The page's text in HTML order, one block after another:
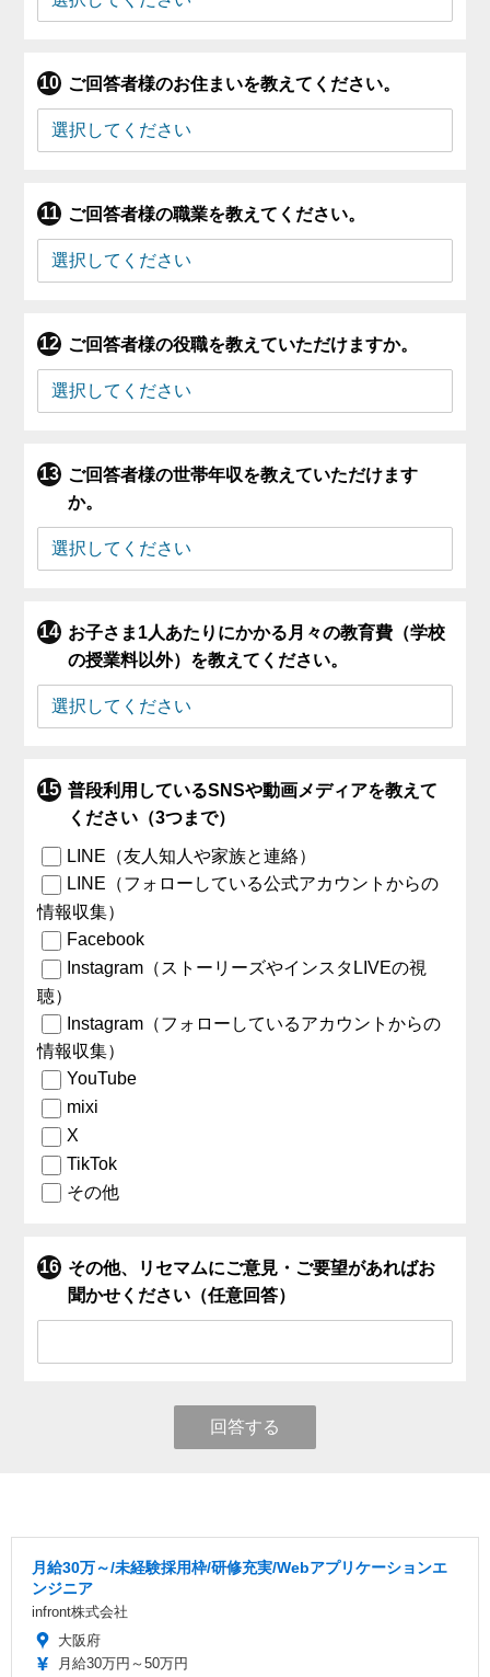
ご回答者様のお住まいを教えてください。
ご回答者様の職業を教えてください。
ご回答者様の役職を教えていただけますか。
ご回答者様の世帯年収を教えていただけます
か。
お子さま1人あたりにかかる月々の教育費（学校
の授業料以外）を教えてください。
普段利用しているSNSや動画メディアを教えて
ください（3つまで）
LINE（友人知人や家族と連絡）
LINE（フォローしている公式アカウントからの
情報収集）
Facebook
Instagram（ストーリーズやインスタLIVEの視
聴）
Instagram（フォローしているアカウントからの
情報収集）
YouTube
mixi
X
TikTok
その他
その他、リセマムにご意見・ご要望があればお
聞かせください（任意回答）
回答する
月給30万～/未経験採用枠/研修充実/Webアプリケーションエ
ンジニア
infront株式会社
大阪府
月給30万円～50万円